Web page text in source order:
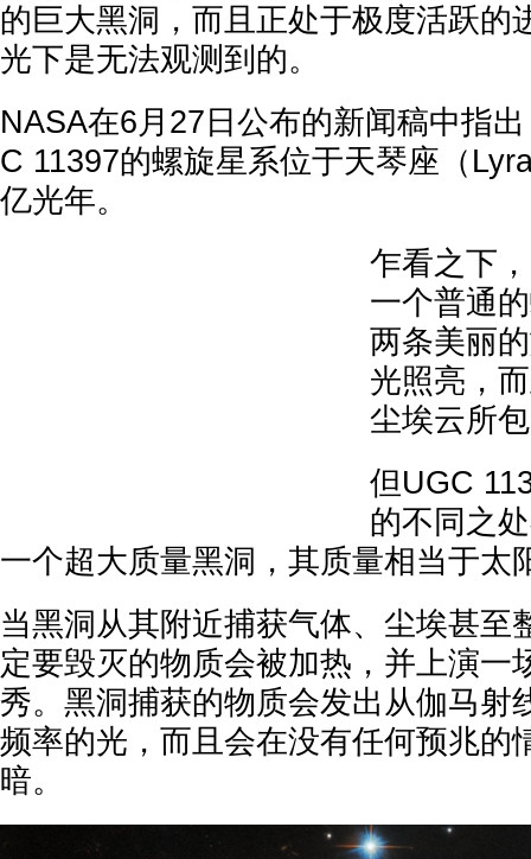
的巨大黑洞，而且正处于极度活跃的
光下是无法观测到的。
NASA在6月27日公布的新闻稿中指
C 11397的螺旋星系位于天琴座（
亿光年。
乍看之下
一个普通
两条美丽
光照亮，
尘埃云所
但UGC
的不同之
一个超大质量黑洞，其质量相当于太
当黑洞从其附近捕获气体、尘埃甚至
定要毁灭的物质会被加热，并上演一
秀。黑洞捕获的物质会发出从伽马射
频率的光，而且会在没有任何预兆的
暗。